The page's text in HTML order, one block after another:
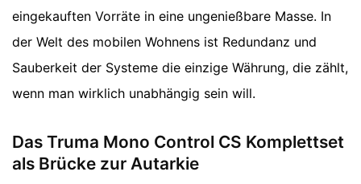
eingekauften Vorräte in eine ungenießbare Masse. In
der Welt des mobilen Wohnens ist Redundanz und
Sauberkeit der Systeme die einzige Währung, die zählt,
wenn man wirklich unabhängig sein will.
Das Truma Mono Control CS Komplettset
als Brücke zur Autarkie